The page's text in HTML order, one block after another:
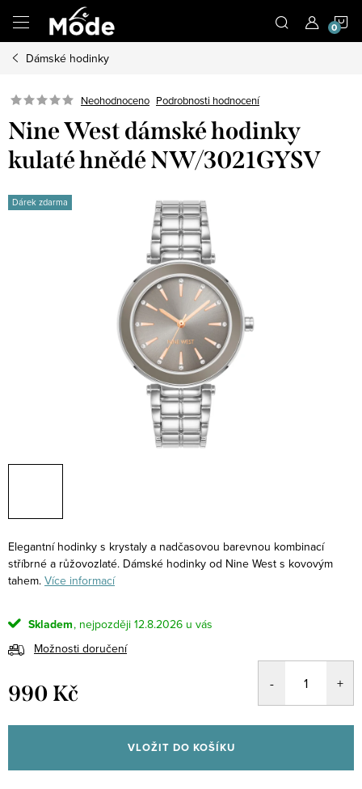
obsah
Dámské hodinky
Neohodnoceno Podrobnosti hodnocení
Nine West dámské hodinky
kulaté hnědé NW/3021GYSV
Dárek zdarma
Elegantní hodinky s krystaly a nadčasovou barevnou kombinací
stříbrné a růžovozlaté. Dámské hodinky od Nine West s kovovým
tahem. Více informací
Skladem
12.8.2026
Možnosti doručení
990 Kč
cena:
VLOŽIT DO KOŠÍKU